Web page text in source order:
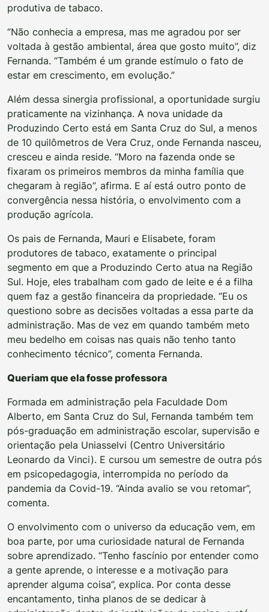
produtiva de tabaco.
“Não conhecia a empresa, mas me agradou por ser
voltada à gestão ambiental, área que gosto muito”, diz
Fernanda. “Também é um grande estímulo o fato de
estar em crescimento, em evolução.”
Além dessa sinergia profissional, a oportunidade surgiu
praticamente na vizinhança. A nova unidade da
Produzindo Certo está em Santa Cruz do Sul, a menos
de 10 quilômetros de Vera Cruz, onde Fernanda nasceu,
cresceu e ainda reside. “Moro na fazenda onde se
fixaram os primeiros membros da minha família que
chegaram à região”, afirma. E aí está outro ponto de
convergência nessa história, o envolvimento com a
produção agrícola.
Os pais de Fernanda, Mauri e Elisabete, foram
produtores de tabaco, exatamente o principal
segmento em que a Produzindo Certo atua na Região
Sul. Hoje, eles trabalham com gado de leite e é a filha
quem faz a gestão financeira da propriedade. “Eu os
questiono sobre as decisões voltadas a essa parte da
administração. Mas de vez em quando também meto
meu bedelho em coisas nas quais não tenho tanto
conhecimento técnico”, comenta Fernanda.
Queriam que ela fosse professora
Formada em administração pela Faculdade Dom
Alberto, em Santa Cruz do Sul, Fernanda também tem
pós-graduação em administração escolar, supervisão e
orientação pela Uniasselvi (Centro Universitário
Leonardo da Vinci). E cursou um semestre de outra pós
em psicopedagogia, interrompida no período da
pandemia da Covid-19. “Ainda avalio se vou retomar”,
comenta.
O envolvimento com o universo da educação vem, em
boa parte, por uma curiosidade natural de Fernanda
sobre aprendizado. “Tenho fascínio por entender como
a gente aprende, o interesse e a motivação para
aprender alguma coisa”, explica. Por conta desse
encantamento, tinha planos de se dedicar à